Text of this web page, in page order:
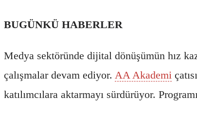
BUGÜNKÜ HABERLER
Medya sektöründe dijital dönüşümün hız
çalışmalar devam ediyor. AA Akademi
katılımcılara aktarmayı sürdürüyor.